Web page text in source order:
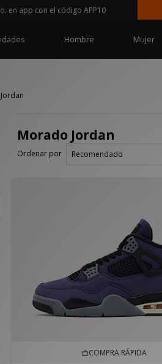
app con el código APP10
Hombre Mujer
Morado Jordan
Ordenar por
COMPRA RÁPIDA